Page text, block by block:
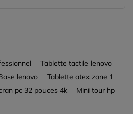
Tablette tactile lenovo
lenovo
Tablette atex zone 1
pc 32 pouces 4k
Mini tour hp